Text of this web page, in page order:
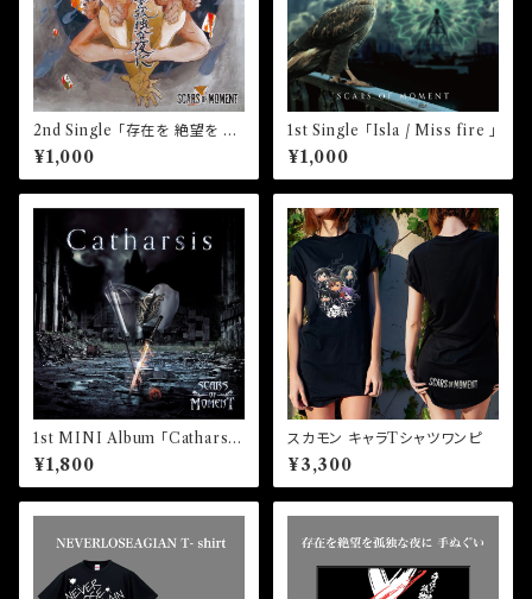
2nd Single 「存在を 絶望を 孤
独な夜に」
¥1,000
1st Single 「Isla / Miss fire 」
¥1,000
1st MINI Album 「Catharsi
s」
¥1,800
スカモン キャラTシャツワンピ
¥3,300